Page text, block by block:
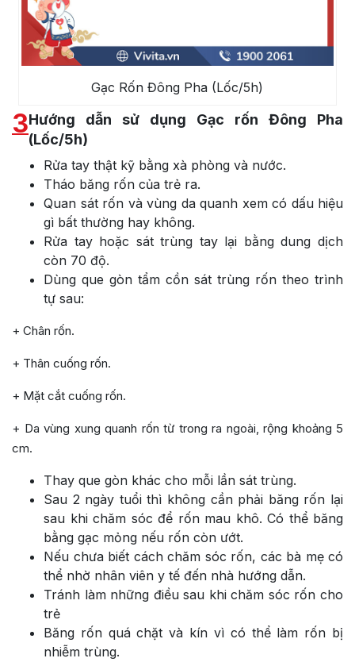
Gạc Rốn Đông Pha (Lốc/5h)
3Hướng dẫn sử dụng Gạc rốn Đông Pha
(Lốc/5h)
Rửa tay thật kỹ bằng xà phòng và nước.
Tháo băng rốn của trẻ ra.
Quan sát rốn và vùng da quanh xem có dấu hiệu
gì bất thường hay không.
Rửa tay hoặc sát trùng tay lại bằng dung dịch
còn 70 độ.
Dùng que gòn tẩm cồn sát trùng rốn theo trình
tự sau:
+ Chân rốn.
+ Thân cuống rốn.
+ Mặt cắt cuống rốn.
+ Da vùng xung quanh rốn từ trong ra ngoài, rộng khoảng 5
cm.
Thay que gòn khác cho mỗi lần sát trùng.
Sau 2 ngày tuổi thì không cần phải băng rốn lại
sau khi chăm sóc để rốn mau khô. Có thể băng
bằng gạc mỏng nếu rốn còn ướt.
Nếu chưa biết cách chăm sóc rốn, các bà mẹ có
thể nhờ nhân viên y tế đến nhà hướng dẫn.
Tránh làm những điều sau khi chăm sóc rốn cho
trẻ
Băng rốn quá chặt và kín vì có thể làm rốn bị
nhiễm trùng.